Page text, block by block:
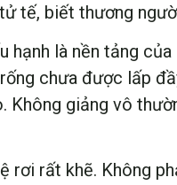
tế, biết thương
hạnh là nền tảng
chưa được lấp
Không giảng vô
rơi rất khẽ. Không